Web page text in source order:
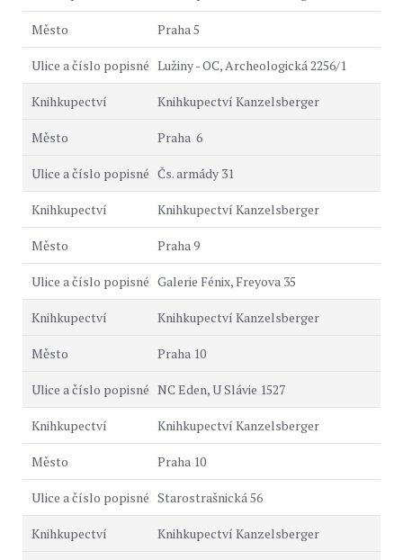
Praha 5
Lužiny - OC, Archeologická 2256/1
Knihkupectví Kanzelsberger
Praha 6
Čs. armády 31
Knihkupectví Kanzelsberger
Praha 9
Galerie Fénix, Freyova 35
Knihkupectví Kanzelsberger
Praha 10
NC Eden, U Slávie 1527
Knihkupectví Kanzelsberger
Praha 10
Starostrašnická 56
Knihkupectví Kanzelsberger